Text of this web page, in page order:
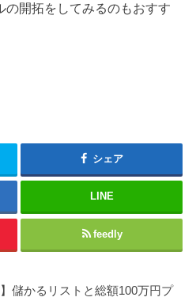
の開拓をしてみるのもおすす
シェア
LINE
feedly
】儲かるリストと総額100万円プ